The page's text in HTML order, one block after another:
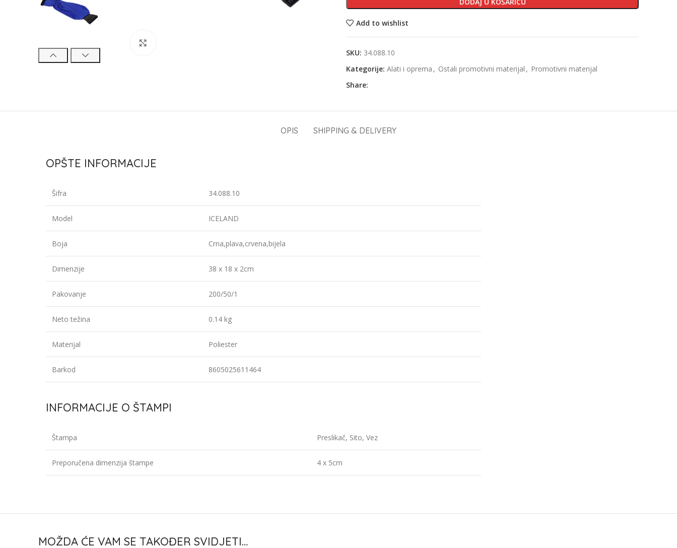
Add to wishlist
SKU: 34.088.10
Kategorije: Alati i oprema , Ostali promotivni materijal , Promotivni materijal
Share:
OPIS SHIPPING & DELIVERY
OPŠTE INFORMACIJE
Šifra 34.088.10
Model ICELAND
Boja Crna,plava,crvena,bijela
Dimenzije 38 x 18 x 2cm
Pakovanje 200/50/1
Neto težina 0.14 kg
Materijal Poliester
Barkod 8605025611464
INFORMACIJE O ŠTAMPI
Štampa Preslikač, Sito, Vez
Preporučena dimenzija štampe 4 x 5cm
MOŽDA ĆE VAM SE TAKOĐER SVIDJETI…